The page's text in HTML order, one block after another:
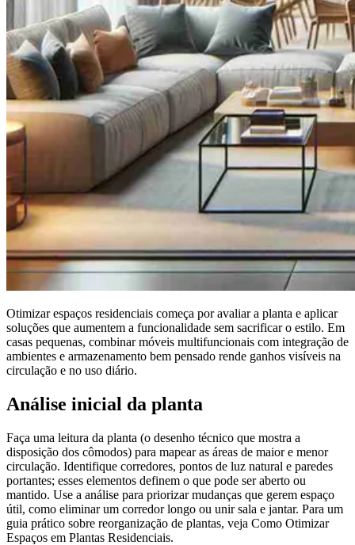
Otimizar espaços residenciais começa por avaliar a planta e aplicar
soluções que aumentem a funcionalidade sem sacrificar o estilo. Em
casas pequenas, combinar móveis multifuncionais com integração de
ambientes e armazenamento bem pensado rende ganhos visíveis na
circulação e no uso diário.
Análise inicial da planta
Faça uma leitura da planta (o desenho técnico que mostra a
disposição dos cômodos) para mapear as áreas de maior e menor
circulação. Identifique corredores, pontos de luz natural e paredes
portantes; esses elementos definem o que pode ser aberto ou
mantido. Use a análise para priorizar mudanças que gerem espaço
útil, como eliminar um corredor longo ou unir sala e jantar. Para um
guia prático sobre reorganização de plantas, veja Como Otimizar
Espaços em Plantas Residenciais.